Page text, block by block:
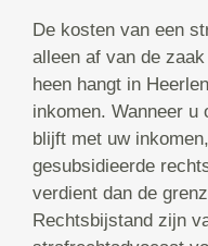
De kosten van een
alleen af van de
heen hangt in
inkomen. Wanneer u
blijft met uw
gesubsidieerde
verdient dan de
Rechtsbijstand zijn